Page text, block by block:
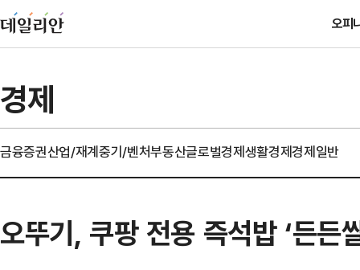
오피
경제
금융증권산업/재계중기/벤처부동산글로벌경제생활경제경제일반
오뚜기, 쿠팡 전용 즉석밥 ‘든든